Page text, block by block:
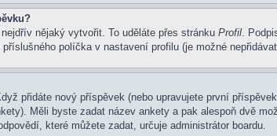
nějaký vytvořit. To uděláte přes stránku Profil.
políčka v nastavení profilu (je možné
přidáte nový příspěvek (nebo upravujete první
Měli byste zadat název ankety a pak alespoň dvě
které můžete zadat, určuje administrátor boardu.